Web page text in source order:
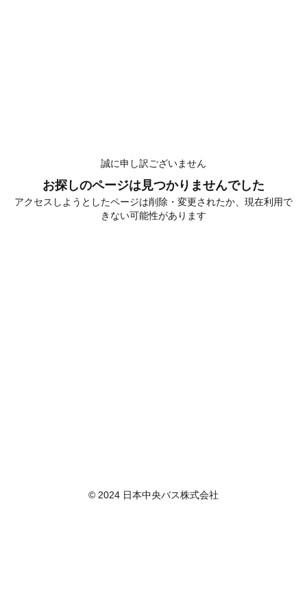
誠に申し訳ございません
お探しのページは見つかりませんでした
アクセスしようとしたページは削除・変更されたか、現在利用で
きない可能性があります
© 2024 日本中央バス株式会社